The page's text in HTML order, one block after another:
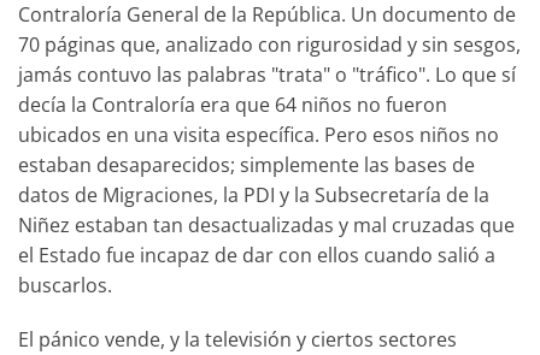
Contraloría General de la República. Un documento de
70 páginas que, analizado con rigurosidad y sin sesgos,
jamás contuvo las palabras "trata" o "tráfico". Lo que sí
decía la Contraloría era que 64 niños no fueron
ubicados en una visita específica. Pero esos niños no
estaban desaparecidos; simplemente las bases de
datos de Migraciones, la PDI y la Subsecretaría de la
Niñez estaban tan desactualizadas y mal cruzadas que
el Estado fue incapaz de dar con ellos cuando salió a
buscarlos.
El pánico vende, y la televisión y ciertos sectores